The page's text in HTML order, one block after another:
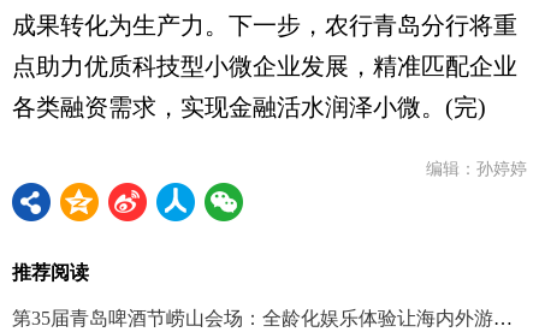
成果转化为生产力。下一步，农行青岛分行将重
点助力优质科技型小微企业发展，精准匹配企业
各类融资需求，实现金融活水润泽小微。(完)
编辑：孙婷婷
推荐阅读
第35届青岛啤酒节崂山会场：全龄化娱乐体验让海内外游客尽享节庆魅力